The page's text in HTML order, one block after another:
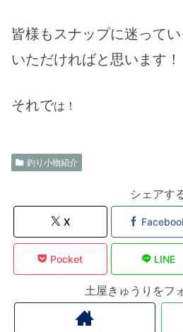
皆様もスナップに迷って
いただければと思います！
それでは！
釣り小物紹介
シェアす
X
Pocket LINE
土屋きゅうりをフ